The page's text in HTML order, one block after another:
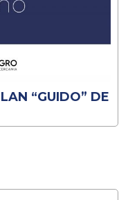
“GUIDO” DE